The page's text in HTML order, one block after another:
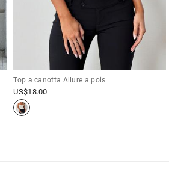
Top a canotta Allure a pois
US$18.00